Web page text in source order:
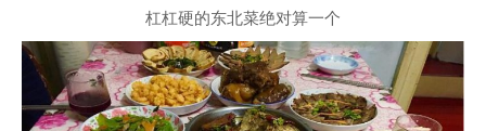
杠杠硬的东北菜绝对算一个